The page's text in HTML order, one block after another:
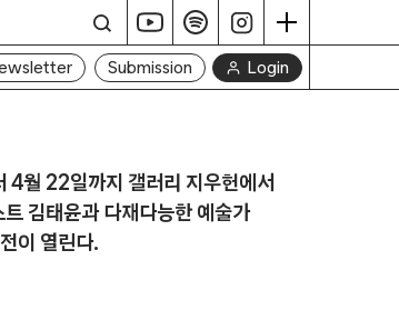
Submission Login
4월 22일까지 갤러리 지우헌에서
트 김태윤과 다재다능한 예술가
이 열린다.